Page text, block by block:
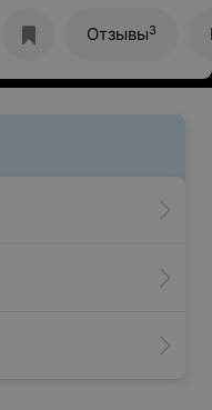
в другой салон и
первой
что
расти стали
И безумно
Отзывы3